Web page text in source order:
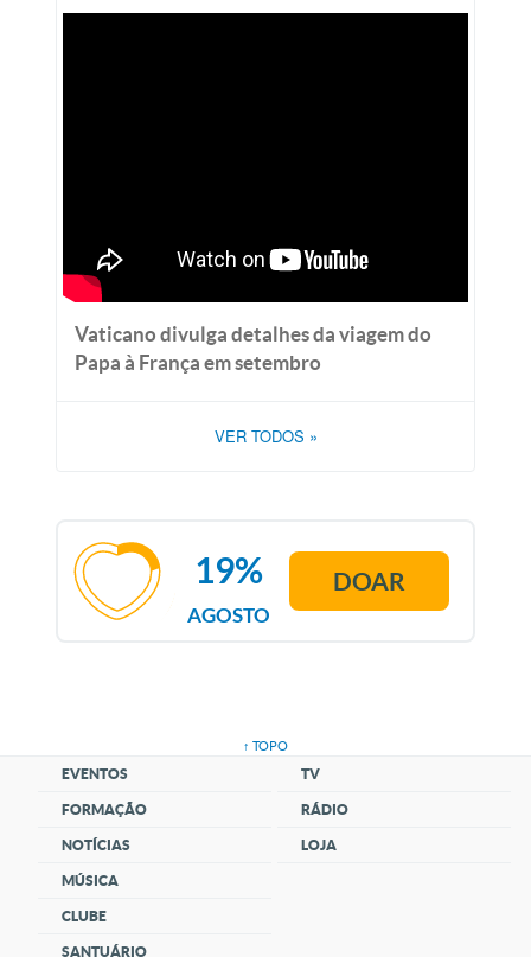
Vaticano divulga detalhes da viagem do
Papa à França em setembro
VER TODOS »
AGOSTO
19% DOAR
↑ TOPO
EVENTOS
FORMAÇÃO
NOTÍCIAS
MÚSICA
CLUBE
SANTUÁRIO
TV
RÁDIO
LOJA